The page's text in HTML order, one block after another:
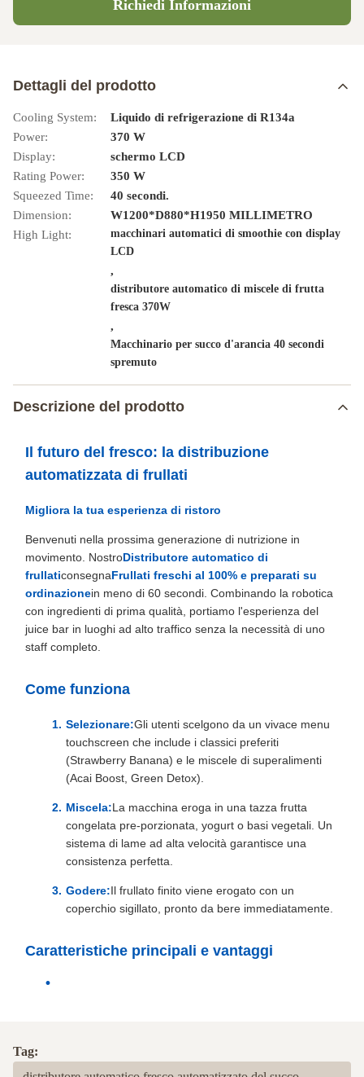
Richiedi Informazioni
Dettagli del prodotto
Cooling System:
Liquido di refrigerazione di R134a
Power:
370 W
Display:
schermo LCD
Rating Power:
350 W
Squeezed Time:
40 secondi.
Dimension:
W1200*D880*H1950 MILLIMETRO
High Light:
macchinari automatici di smoothie con display
LCD
,
distributore automatico di miscele di frutta
fresca 370W
,
Macchinario per succo d'arancia 40 secondi
spremuto
Descrizione del prodotto
Il futuro del fresco: la distribuzione
automatizzata di frullati
Migliora la tua esperienza di ristoro
Benvenuti nella prossima generazione di nutrizione in
movimento. NostroDistributore automatico di
frullaticonsegnaFrullati freschi al 100% e preparati su
ordinazionein meno di 60 secondi. Combinando la robotica
con ingredienti di prima qualità, portiamo l'esperienza del
juice bar in luoghi ad alto traffico senza la necessità di uno
staff completo.
Come funziona
Selezionare:Gli utenti scelgono da un vivace menu
touchscreen che include i classici preferiti
(Strawberry Banana) e le miscele di superalimenti
(Acai Boost, Green Detox).
Miscela:La macchina eroga in una tazza frutta
congelata pre-porzionata, yogurt o basi vegetali. Un
sistema di lame ad alta velocità garantisce una
consistenza perfetta.
Godere:Il frullato finito viene erogato con un
coperchio sigillato, pronto da bere immediatamente.
Caratteristiche principali e vantaggi
Tag: